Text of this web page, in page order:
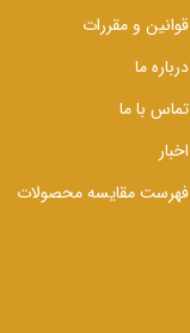
قوانین و مقررات
درباره ما
تماس با ما
اخبار
فهرست مقایسه محصولات